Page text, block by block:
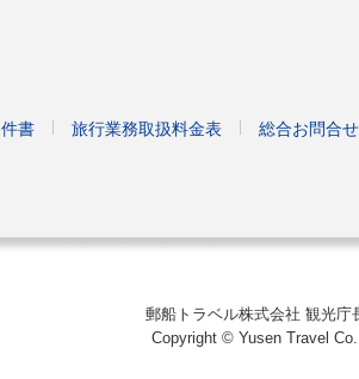
書 旅行業務取扱料金表 総合お問合せ
郵船トラベル株式会社 観光庁
Copyright © Yusen Travel